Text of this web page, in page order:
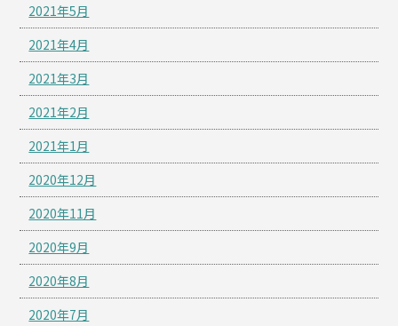
2021年5月
2021年4月
2021年3月
2021年2月
2021年1月
2020年12月
2020年11月
2020年9月
2020年8月
2020年7月